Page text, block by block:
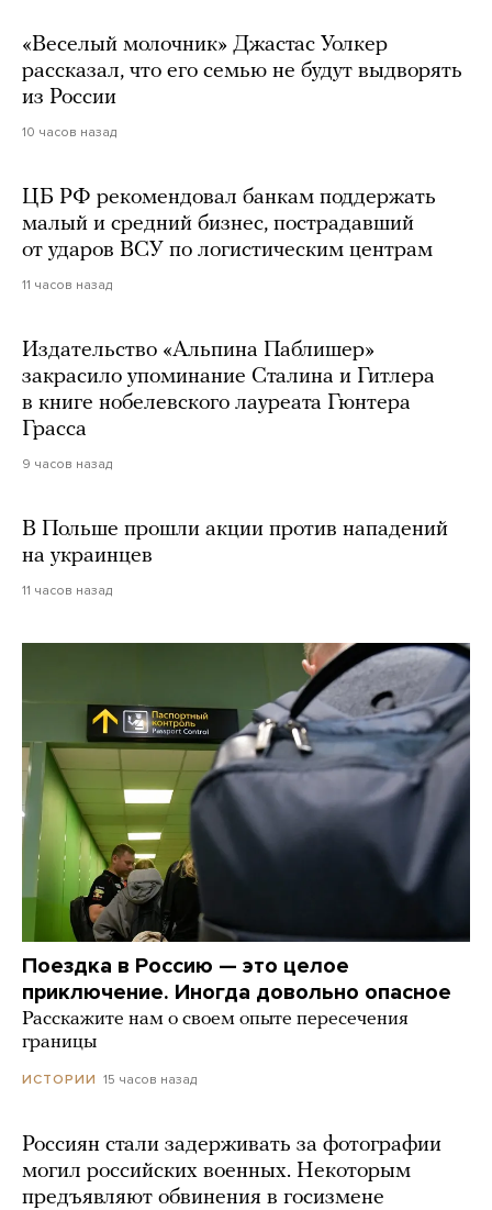
«Веселый молочник» Джастас Уолкер
рассказал, что его семью не будут выдворять
из России
10 часов назад
ЦБ РФ рекомендовал банкам поддержать
малый и средний бизнес, пострадавший
от ударов ВСУ по логистическим центрам
11 часов назад
Издательство «Альпина Паблишер»
закрасило упоминание Сталина и Гитлера
в книге нобелевского лауреата Гюнтера
Грасса
9 часов назад
В Польше прошли акции против нападений
на украинцев
11 часов назад
Поездка в Россию — это целое
приключение. Иногда довольно опасное
Расскажите нам о своем опыте пересечения
границы
ИСТОРИИ 15 часов назад
Россиян стали задерживать за фотографии
могил российских военных. Некоторым
предъявляют обвинения в госизмене